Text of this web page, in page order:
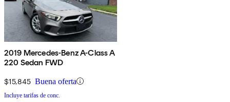
2019 Mercedes-Benz A-Class A
220 Sedan FWD
$15,845 Buena oferta
Incluye tarifas de conc.